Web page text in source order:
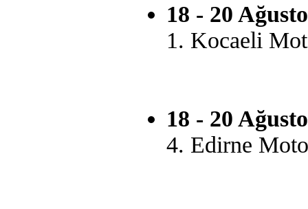
18 - 20
1. Kocaeli
18 - 20
4. Edirne